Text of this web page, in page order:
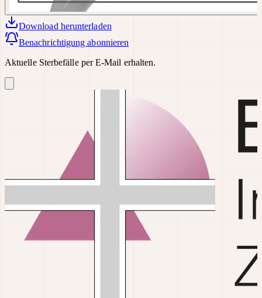
Download herunterladen
Benachrichtigung abonnieren
Aktuelle Sterbefälle per E-Mail erhalten.